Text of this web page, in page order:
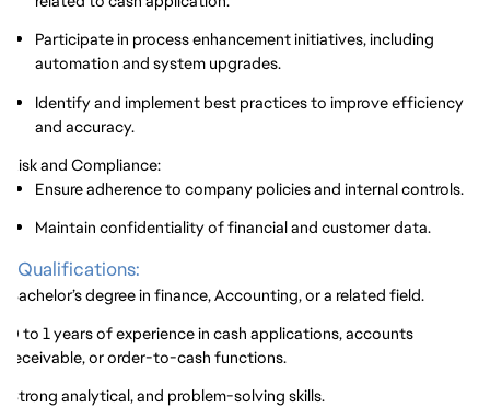
Participate in process enhancement initiatives, including
automation and system upgrades.
Identify and implement best practices to improve efficiency
and accuracy.
Risk and Compliance:
Ensure adherence to company policies and internal controls.
Maintain confidentiality of financial and customer data.
Qualifications:
Bachelor’s degree in finance, Accounting, or a related field.
0 to 1 years of experience in cash applications, accounts
receivable, or order-to-cash functions.
Strong analytical, and problem-solving skills.